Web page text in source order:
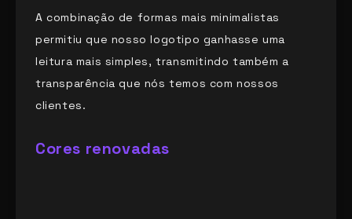
A combinação de formas mais minimalistas
permitiu que nosso logotipo ganhasse uma
leitura mais simples, transmitindo também a
transparência que nós temos com nossos
clientes.
Cores renovadas